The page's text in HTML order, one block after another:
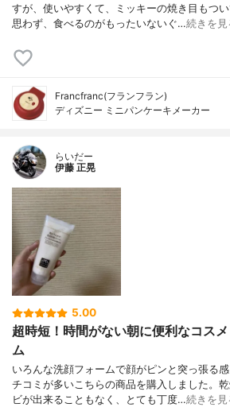
すが、使いやすくて、ミッキーの焼き目もつい
思わず、食べるのがもったいないぐ…続きを見
Francfranc(フランフラン)
ディズニー ミニパンケーキメーカー
らいだー
伊藤 正晃
5.00
超時短！時間がない朝に便利なコス
ム
いろんな洗顔フォームで顔がピンと突っ張る
チコミが多いこちらの商品を購入しました。
ビが出来ることもなく、とても丁度…続きを見